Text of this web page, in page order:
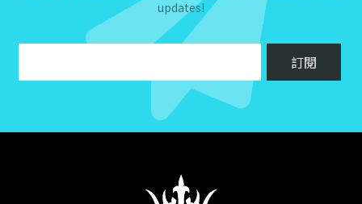
updates!